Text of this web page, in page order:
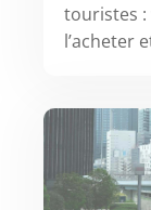
touristes :
l’acheter